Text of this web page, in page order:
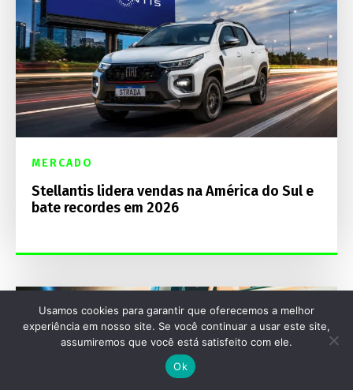
MERCADO
Stellantis lidera vendas na América do Sul e
bate recordes em 2026
Usamos cookies para garantir que oferecemos a melhor
experiência em nosso site. Se você continuar a usar este site,
assumiremos que você está satisfeito com ele.
Ok